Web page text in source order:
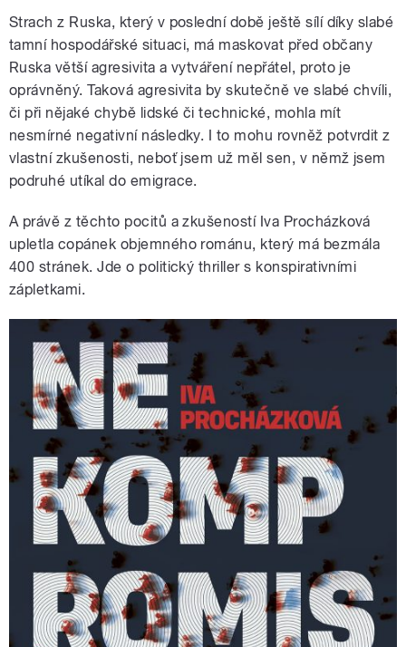
Strach z Ruska, který v poslední době ještě sílí díky slabé
tamní hospodářské situaci, má maskovat před občany
Ruska větší agresivita a vytváření nepřátel, proto je
oprávněný. Taková agresivita by skutečně ve slabé chvíli,
či při nějaké chybě lidské či technické, mohla mít
nesmírné negativní následky. I to mohu rovněž potvrdit z
vlastní zkušenosti, neboť jsem už měl sen, v němž jsem
podruhé utíkal do emigrace.
A právě z těchto pocitů a zkušeností Iva Procházková
upletla copánek objemného románu, který má bezmála
400 stránek. Jde o politický thriller s konspirativními
zápletkami.